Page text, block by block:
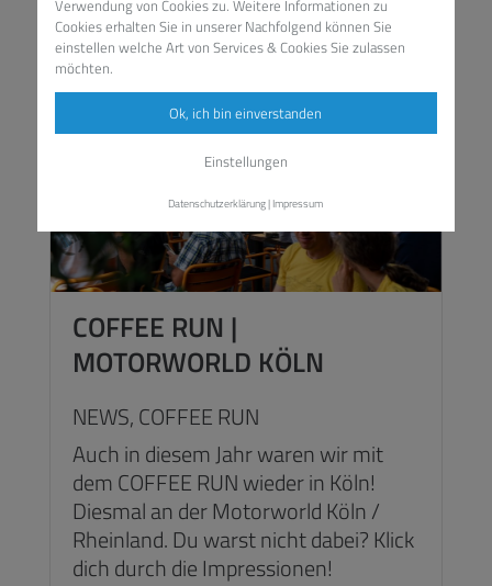
COFFEE RUN |
MOTORWORLD KÖLN
NEWS,COFFEE RUN
Auch in diesem Jahr waren wir mit
dem COFFEE RUN wieder in Köln!
Diesmal an der Motorworld Köln /
Rheinland. Du warst nicht dabei? Klick
dich durch die Impressionen!
Verwendung von Cookies zu. Weitere Informationen zu
Cookies erhalten Sie in unserer Nachfolgend können Sie
einstellen welche Art von Services & Cookies Sie zulassen
möchten.
Ok, ich bin einverstanden
Einstellungen
Datenschutzerklärung|Impressum